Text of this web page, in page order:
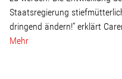
Staatsregierung
dringend ändern!“ erklärt
Mehr